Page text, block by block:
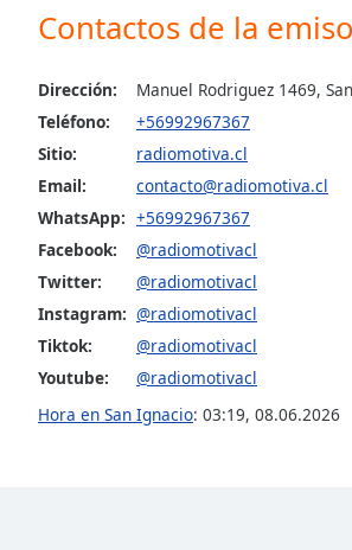
Audio
Picture-
Picture
Fullscreen
modal
window.
Beginning
dialog
window.
Contactos de la
Dirección:
Manuel Rodriguez 1469,
Teléfono:
+56992967367
Sitio:
radiomotiva.cl
Email:
contacto@radiomotiva.cl
WhatsApp: +56992967367
Facebook:
@radiomotivacl
Twitter:
@radiomotivacl
Instagram: @radiomotivacl
Tiktok:
@radiomotivacl
Youtube:
@radiomotivacl
Hora en San Ignacio: 03:19, 08.06.2026